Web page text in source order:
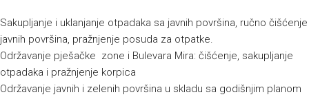
Sakupljanje i uklanjanje otpadaka sa javnih površina, ručno čišćenje
javnih površina, pražnjenje posuda za otpatke.
Održavanje pješačke zone i Bulevara Mira: čišćenje, sakupljanje
otpadaka i pražnjenje korpica
Održavanje javnih i zelenih površina u skladu sa godišnjim planom